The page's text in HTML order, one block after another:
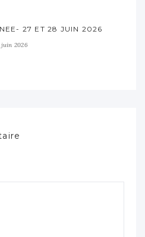
27 ET 28 JUIN 2026
juin 2026